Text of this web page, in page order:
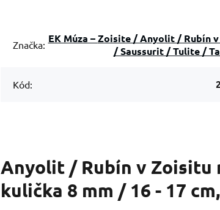
Značka: EK Múza – Zoisite / Anyolit / Rubín v Zoisitu
/ Saussurit / Tulite /
Kód:
Anyolit / Rubín v Zoisitu
kulička 8 mm / 16 - 17